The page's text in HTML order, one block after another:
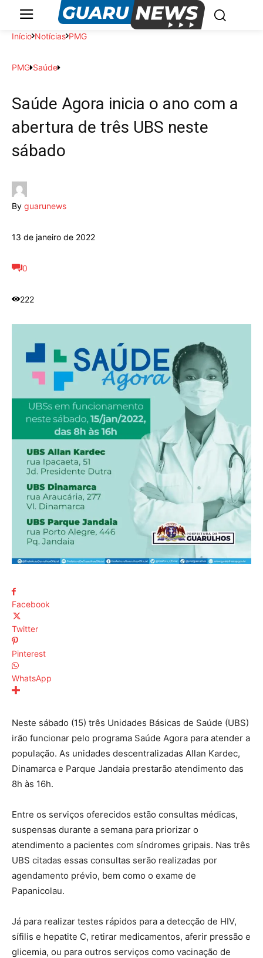
Início Notícias PMG
PMG Saúde
Saúde Agora inicia o ano com a
abertura de três UBS neste
sábado
By guarunews
13 de janeiro de 2022
0
222
Facebook
Twitter
Pinterest
WhatsApp
Neste sábado (15) três Unidades Básicas de Saúde (UBS)
irão funcionar pelo programa Saúde Agora para atender a
população. As unidades descentralizadas Allan Kardec,
Dinamarca e Parque Jandaia prestarão atendimento das
8h às 16h.
Entre os serviços oferecidos estão consultas médicas,
suspensas durante a semana para priorizar o
atendimento a pacientes com síndromes gripais. Nas três
UBS citadas essas consultas serão realizadas por
agendamento prévio, bem como o exame de
Papanicolau.
Já para realizar testes rápidos para a detecção de HIV,
sífilis e hepatite C, retirar medicamentos, aferir pressão e
glicemia, ou para outros serviços como vacinação de